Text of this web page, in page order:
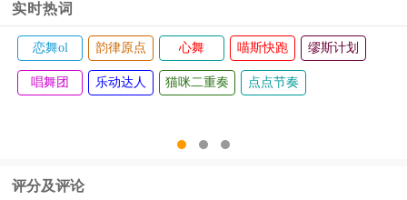
实时热词
恋舞ol 韵律原点 心舞 喵斯快跑 缪斯计划
唱舞团 乐动达人 猫咪二重奏 点点节奏
评分及评论